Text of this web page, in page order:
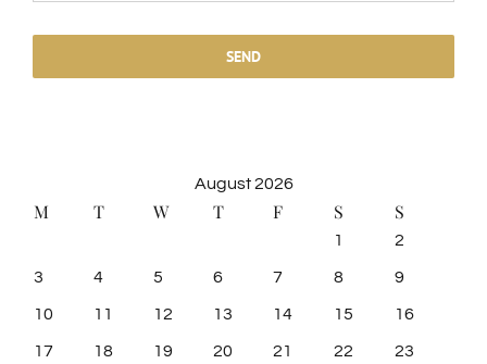
SEND
August 2026
M T W T F S S
1 2
3 4 5 6 7 8 9
10 11 12 13 14 15 16
17 18 19 20 21 22 23